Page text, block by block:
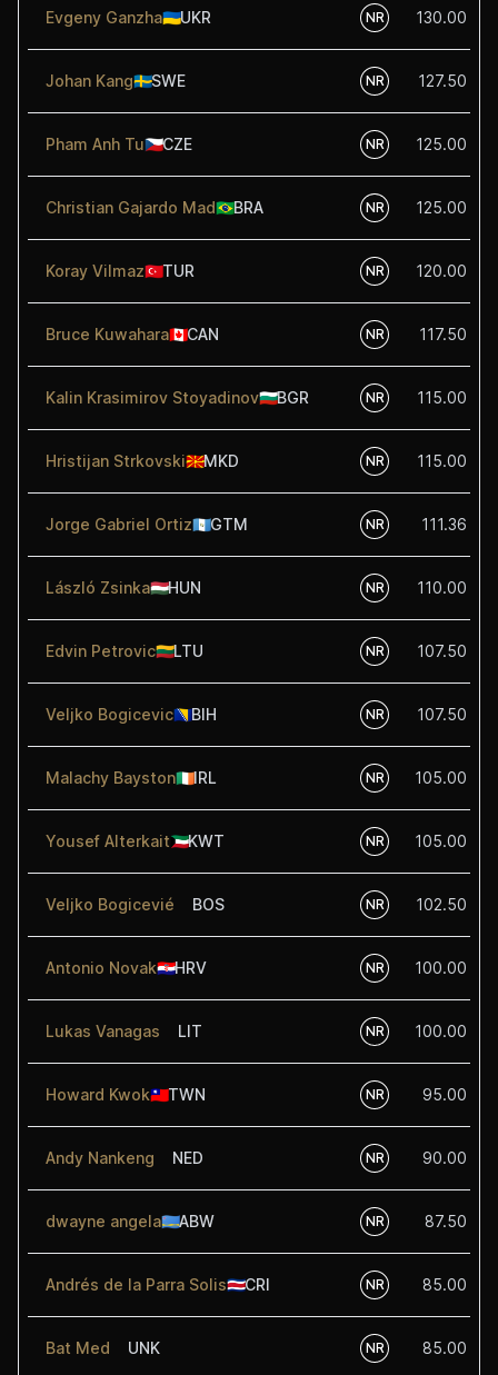
Evgeny Ganzha🇺🇦UKR NR 130.00
Johan Kang🇸🇪SWE NR 127.50
Pham Anh Tu🇨🇿CZE NR 125.00
Christian Gajardo Mad🇧🇷BRA NR 125.00
Koray Vilmaz🇹🇷TUR NR 120.00
Bruce Kuwahara🇨🇦CAN NR 117.50
Kalin Krasimirov Stoyadinov🇧🇬BGR NR 115.00
Hristijan Strkovski🇲🇰MKD NR 115.00
Jorge Gabriel Ortiz🇬🇹GTM NR 111.36
László Zsinka🇭🇺HUN NR 110.00
Edvin Petrovic🇱🇹LTU NR 107.50
Veljko Bogicevic🇧🇦BIH NR 107.50
Malachy Bayston🇮🇪IRL NR 105.00
Yousef Alterkait🇰🇼KWT NR 105.00
Veljko Bogicevié BOS NR 102.50
Antonio Novak🇭🇷HRV NR 100.00
Lukas Vanagas LIT NR 100.00
Howard Kwok🇹🇼TWN NR 95.00
Andy Nankeng NED NR 90.00
dwayne angela🇦🇼ABW NR 87.50
Andrés de la Parra Solis🇨🇷CRI NR 85.00
Bat Med UNK NR 85.00